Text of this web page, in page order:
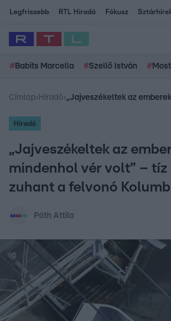
Legfrissebb RTL Híradó Fókusz
# Babits Marcella #Szellő István #
Címlap› Híradó›
Híradó
„Jajveszékeltek az
mindenhol vér volt” –
zuhant a felvonó
Póth Attila